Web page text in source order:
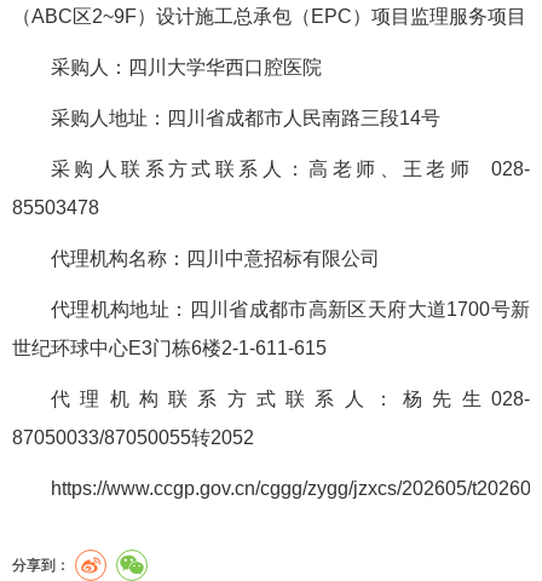
（ABC区2~9F）设计施工总承包（EPC）项目监理服务项目
采购人：四川大学华西口腔医院
采购人地址：四川省成都市人民南路三段14号
采购人联系方式联系人：高老师、王老师 028-
85503478
代理机构名称：四川中意招标有限公司
代理机构地址：四川省成都市高新区天府大道1700号新
世纪环球中心E3门栋6楼2-1-611-615
代理机构联系方式联系人：杨先生028-
87050033/87050055转2052
https://www.ccgp.gov.cn/cggg/zygg/jzxcs/202605/
分享到：